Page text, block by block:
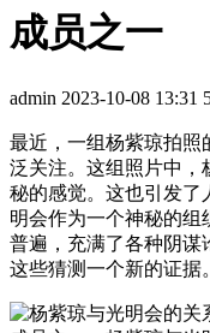
成员之一
admin 2023-10-08 13:31
最近，一组杨紫琼拍照
泛关注。这组照片中，
秘的感觉。这也引发了
明会作为一个神秘的组
普遍，充满了各种阴谋
这些猜测一个新的证据。